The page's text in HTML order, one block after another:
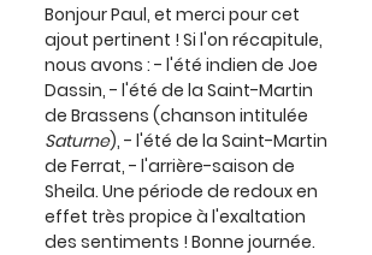
Bonjour Paul, et merci pour cet
ajout pertinent ! Si l'on récapitule,
nous avons : - l'été indien de Joe
Dassin, - l'été de la Saint-Martin
de Brassens (chanson intitulée
Saturne), - l'été de la Saint-Martin
de Ferrat, - l'arrière-saison de
Sheila. Une période de redoux en
effet très propice à l'exaltation
des sentiments ! Bonne journée.